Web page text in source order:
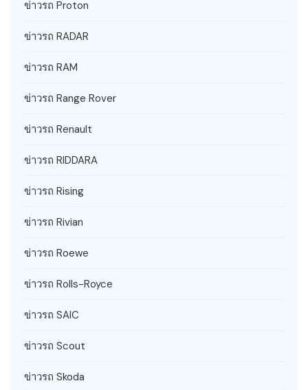
ข่าวรถ Proton
ข่าวรถ RADAR
ข่าวรถ RAM
ข่าวรถ Range Rover
ข่าวรถ Renault
ข่าวรถ RIDDARA
ข่าวรถ Rising
ข่าวรถ Rivian
ข่าวรถ Roewe
ข่าวรถ Rolls-Royce
ข่าวรถ SAIC
ข่าวรถ Scout
ข่าวรถ Skoda